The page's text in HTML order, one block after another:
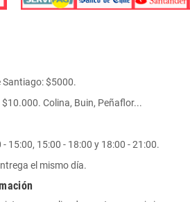
Santiago: $5000.
Colina, Buin, Peñaflor...
15:00, 15:00 - 18:00 y 18:00 - 21:00.
el mismo día.